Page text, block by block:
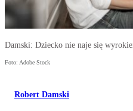
Damski: Dziecko nie naje się
Foto: Adobe Stock
Robert Damski